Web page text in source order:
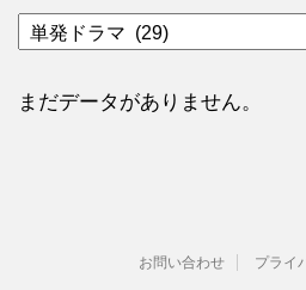
カ
テ
リ
まだデータがありません。
お問い合わせ プライ